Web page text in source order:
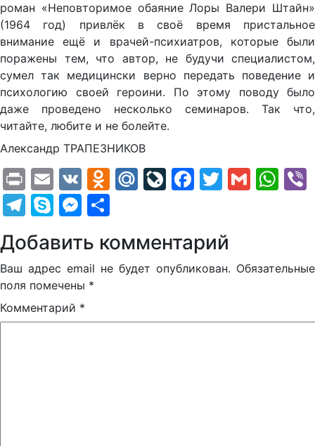
роман «Неповторимое обаяние Лоры Валери Штайн»
(1964 год) привлёк в своё время пристальное
внимание ещё и врачей-психиатров, которые были
поражены тем, что автор, не будучи специалистом,
сумел так медицински верно передать поведение и
психологию своей героини. По этому поводу было
даже проведено несколько семинаров. Так что,
читайте, любите и не болейте.
Александр ТРАПЕЗНИКОВ
PrintEmail
VK Odnoklassniki
Mail.Ru
LiveJournal
Facebook
Twitter
Gmail
Telegram
SkypeMessenger
Добавить комментарий
Ваш адрес email не будет опубликован. Обязательные
поля помечены *
Комментарий *